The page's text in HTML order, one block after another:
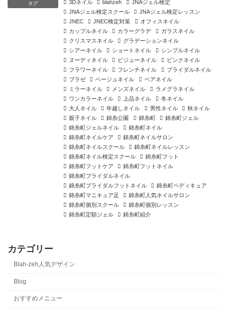
タグ 3Dネイル blahzeh
JNAジェル検定
JNAジェル検定スクール
JNAジェル検定レッスン
JNEC
JNEC検定対策
オフィスネイル
カップルネイル
カラーグラデ
ガラスネイル
クリスマスネイル
グラデーションネイル
シアーネイル
ショートネイル
シンプルネイル
ヌーディネイル
ビジューネイル
ピンクネイル
フラワーネイル
フレンチネイル
ブライダルネイル
ブラゼ
ベージュネイル
ペアネイル
ミラーネイル
メンズネイル
ラメグラネイル
ワンカラーネイル
上品ネイル
冬ネイル
大人ネイル
年越しネイル 男性ネイル
秋ネイル
親子ネイル
錦糸公園 錦糸町
錦糸町ジェル
錦糸町ジェルネイル
錦糸町ネイル
錦糸町ネイルケア
錦糸町ネイルサロン
錦糸町ネイルスクール
錦糸町ネイルレッスン
錦糸町ネイル検定スクール
錦糸町フット
錦糸町フットケア
錦糸町フットネイル
錦糸町ブライダルネイル
錦糸町ブライダルフットネイル
錦糸町ペディキュア
錦糸町マニキュア足
錦糸町人気ネイルサロン
錦糸町個別スクール
錦糸町個別レッスン
錦糸町定額ジェル
錦糸町紹介
カテゴリー
Blah-zeh人気デザイン
Blog
おすすめメニュー